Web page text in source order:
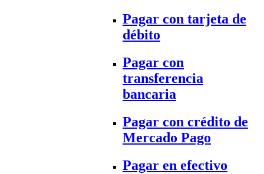
Pagar con tarjeta de
débito
Pagar con
transferencia
bancaria
Pagar con crédito de
Mercado Pago
Pagar en efectivo